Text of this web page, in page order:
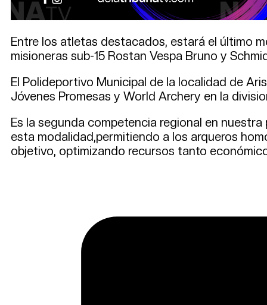
Entre los atletas destacados, estará el último
misioneras sub-15 Rostan Vespa Bruno y
El Polideportivo Municipal de la localidad de
Jóvenes Promesas y World Archery en la
Es la segunda competencia regional en
esta modalidad,permitiendo a los arqueros
objetivo, optimizando recursos tanto